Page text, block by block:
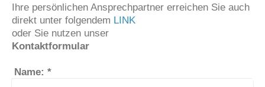
Ihre persönlichen Ansprechpartner erreichen Sie auch
direkt unter folgendem LINK
oder Sie nutzen unser
Kontaktformular
Name: *